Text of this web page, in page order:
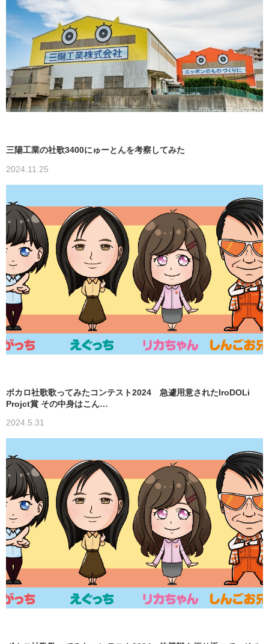
三陽工業の社歌3400にゅーとんを考察してみた
2024.11.25
ボカロ社歌歌ってみたコンテスト2024 急遽用意されたIroDOLi
Projct賞 その中身はこん…
2024.5.31